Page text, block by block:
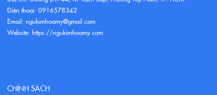
Điện thoại: 0916578342
Email: ngukimhoamy@gmail.com
Website: https://ngukimhoamy.com
CHÍNH SÁCH